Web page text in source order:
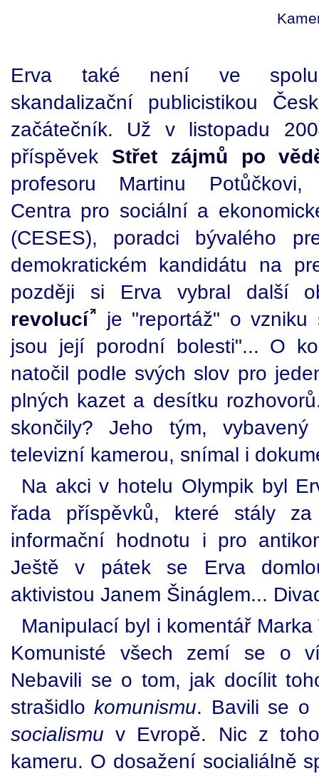
Erva také není ve
skandalizační publicistikou
začátečník. Už v listopadu
příspěvek Střet zájmů po
profesoru Martinu Potůčkovi,
Centra pro sociální a
(CESES), poradci bývalého
demokratickém kandidátu na
později si Erva vybral další
revolucí
je "reportáž" o
jsou její porodní bolesti"... O
natočil podle svých slov pro
plných kazet a desítku
skončily? Jeho tým,
televizní kamerou, snímal i
Na akci v hotelu Olympik byl
řada příspěvků, které stály
informační hodnotu i pro
Ještě v pátek se Erva
aktivistou Janem Šináglem...
Manipulací byl i komentář
Komunisté všech zemí se o
Nebavili se o tom, jak docílit
strašidlokomunismu. Bavili se o
socialismu v Evropě. Nic z
kameru. O dosažení socialiálně